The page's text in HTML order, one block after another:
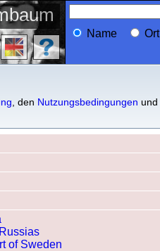
, den Nutzungsbedingungen
Name Ort
of Sweden